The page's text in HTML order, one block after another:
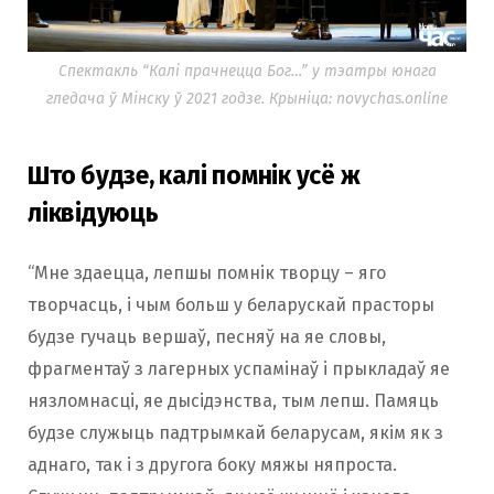
Спектакль “Калі прачнецца Бог…” у тэатры юнага
гледача ў Мінску ў 2021 годзе. Крыніца: novychas.online
Што будзе, калі помнік усё ж
ліквідуюць
“Мне здаецца, лепшы помнік творцу – яго
творчасць, і чым больш у беларускай прасторы
будзе гучаць вершаў, песняў на яе словы,
фрагментаў з лагерных успамінаў і прыкладаў яе
нязломнасці, яе дысідэнства, тым лепш. Памяць
будзе служыць падтрымкай беларусам, якім як з
аднаго, так і з другога боку мяжы няпроста.